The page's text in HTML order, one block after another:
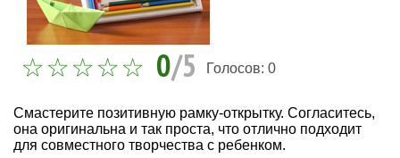
0/5 Голосов: 0
Смастерите позитивную рамку-открытку. Согласитесь,
она оригинальна и так проста, что отлично подходит
для совместного творчества с ребенком.